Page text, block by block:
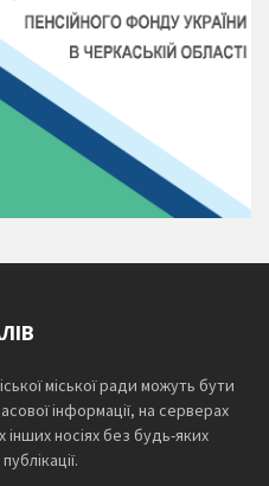
міської ради можуть бути
інформації, на серверах
носіях без будь-яких